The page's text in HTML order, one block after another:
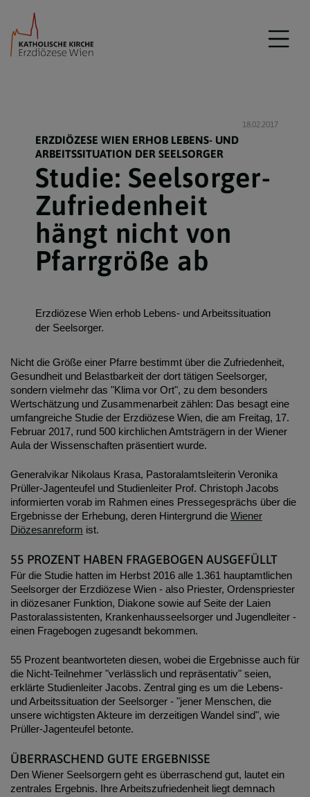
18.02.2017
ERZDIÖZESE WIEN ERHOB LEBENS- UND
ARBEITSSITUATION DER SEELSORGER
Studie: Seelsorger-
Zufriedenheit
hängt nicht von
Pfarrgröße ab
Erzdiözese Wien erhob Lebens- und Arbeitssituation
der Seelsorger.
Nicht die Größe einer Pfarre bestimmt über die Zufriedenheit,
Gesundheit und Belastbarkeit der dort tätigen Seelsorger,
sondern vielmehr das "Klima vor Ort", zu dem besonders
Wertschätzung und Zusammenarbeit zählen: Das besagt eine
umfangreiche Studie der Erzdiözese Wien, die am Freitag, 17.
Februar 2017, rund 500 kirchlichen Amtsträgern in der Wiener
Aula der Wissenschaften präsentiert wurde.
Generalvikar Nikolaus Krasa, Pastoralamtsleiterin Veronika
Prüller-Jagenteufel und Studienleiter Prof. Christoph Jacobs
informierten vorab im Rahmen eines Pressegesprächs über die
Ergebnisse der Erhebung, deren Hintergrund die Wiener
Diözesanreform ist.
55 PROZENT HABEN FRAGEBOGEN AUSGEFÜLLT
Für die Studie hatten im Herbst 2016 alle 1.361 hauptamtlichen
Seelsorger der Erzdiözese Wien - also Priester, Ordenspriester
in diözesaner Funktion, Diakone sowie auf Seite der Laien
Pastoralassistenten, Krankenhausseelsorger und Jugendleiter -
einen Fragebogen zugesandt bekommen.
55 Prozent beantworteten diesen, wobei die Ergebnisse auch für
die Nicht-Teilnehmer "verlässlich und repräsentativ" seien,
erklärte Studienleiter Jacobs. Zentral ging es um die Lebens-
und Arbeitssituation der Seelsorger - "jener Menschen, die
unsere wichtigsten Akteure im derzeitigen Wandel sind", wie
Prüller-Jagenteufel betonte.
ÜBERRASCHEND GUTE ERGEBNISSE
Den Wiener Seelsorgern geht es überraschend gut, lautet ein
zentrales Ergebnis. Ihre Arbeitszufriedenheit liegt demnach